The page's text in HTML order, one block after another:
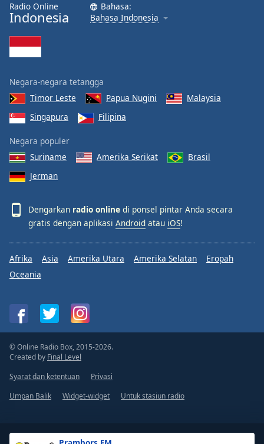
Radio Online
Indonesia
Bahasa:
Bahasa Indonesia
Negara-negara tetangga
Timor Leste
Papua Nugini
Malaysia
Singapura
Filipina
Negara populer
Suriname
Amerika Serikat
Brasil
Jerman
Dengarkan radio online di ponsel pintar Anda secara
gratis dengan aplikasi Android atau iOS!
Afrika Asia Amerika Utara Amerika Selatan
Eropah
Oceania
© Online Radio Box, 2015-2026.
Created by Final Level
Syarat dan ketentuan
Privasi
Umpan Balik
Widget-widget Untuk stasiun radio